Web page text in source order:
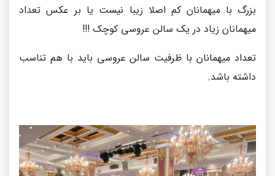
بزرگ با میهمانان کم اصلا زیبا نیست یا بر عکس تعداد
میهمانان زیاد در یک سالن عروسی کوچک !!!
تعداد میهمانان با ظرفیت سالن عروسی باید با هم تناسب
داشته باشد.